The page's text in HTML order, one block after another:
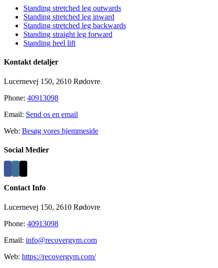
Standing stretched leg outwards
Standing stretched leg inward
Standing stretched leg backwards
Standing straight leg forward
Standing heel lift
Kontakt detaljer
Lucernevej 150, 2610 Rødovre
Phone: 40913098
Email: Send os en email
Web: Besøg vores hjemmeside
Social Medier
Contact Info
Lucernevej 150, 2610 Rødovre
Phone: 40913098
Email: info@recovergym.com
Web: https://recovergym.com/